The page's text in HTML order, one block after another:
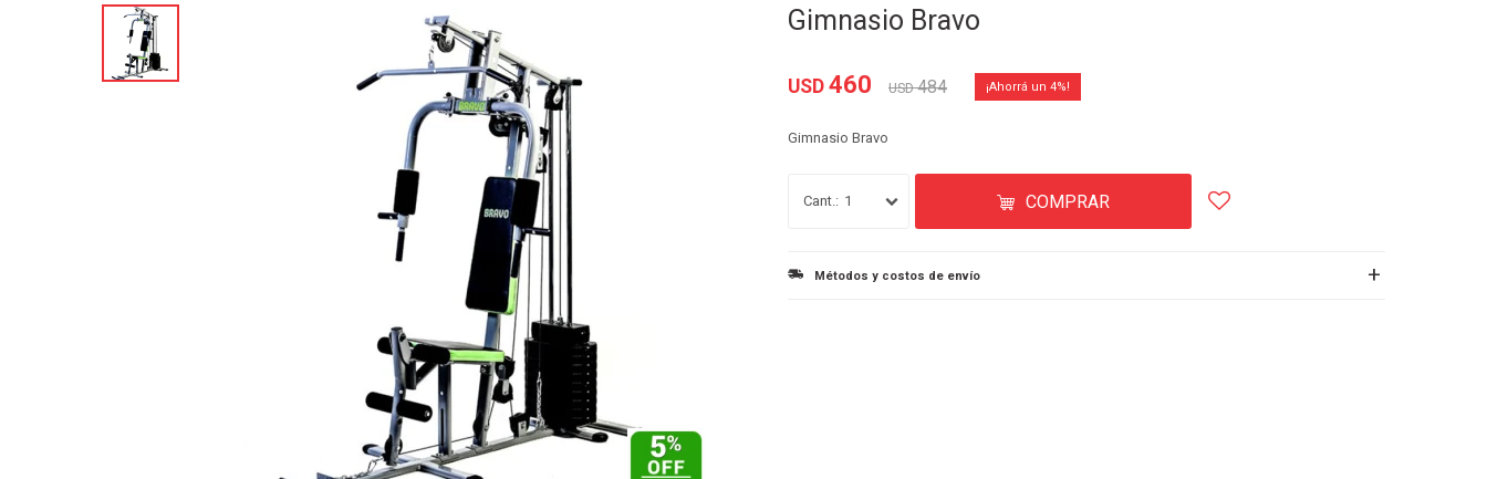
Gimnasio Bravo
USD 460 USD 484 4
Gimnasio Bravo
1 COMPRAR
Métodos y costos de envío